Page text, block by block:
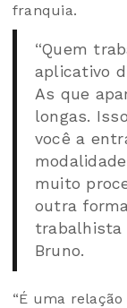
franquia.
“Quem
aplicativo
As que
longas.
você a
muito
outra
trabalhista
Bruno.
“É uma